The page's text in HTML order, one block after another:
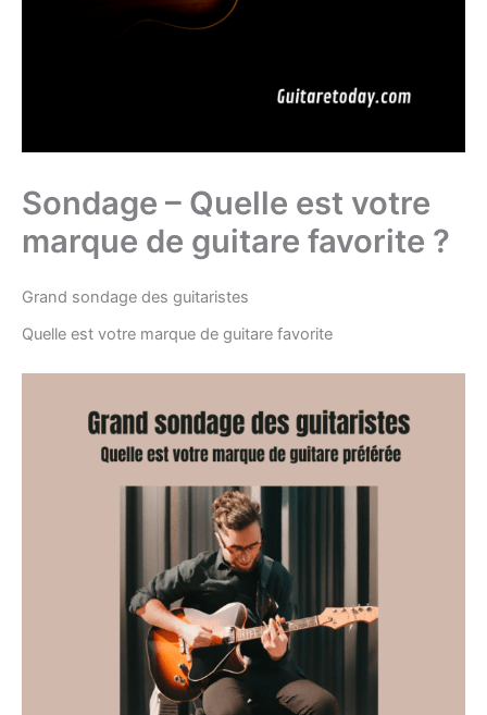
Sondage – Quelle est votre
marque de guitare favorite ?
Grand sondage des guitaristes
Quelle est votre marque de guitare favorite